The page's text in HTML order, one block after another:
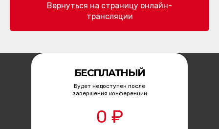
Вернуться на страницу онлайн-
трансляции
0 ₽
Будет недоступен после
завершения конференции
БЕСПЛАТНЫЙ